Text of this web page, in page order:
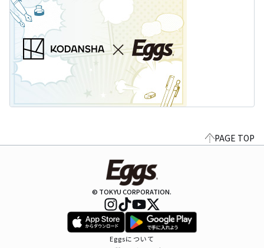
PAGE TOP
© TOKYU CORPORATION.
Eggsについて